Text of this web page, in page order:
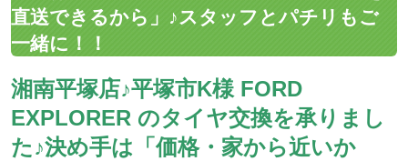
直送できるから」♪スタッフとパチリもご
一緒に！！
湘南平塚店♪平塚市K様 FORD
EXPLORER のタイヤ交換を承りまし
た♪決め手は「価格・家から近いか